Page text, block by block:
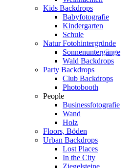
Kids Backdrops
Babyfotografie
Kindergarten
Schule
Natur Fotohintergründe
Sonnenuntergänge
Wald Backdrops
Party Backdrops
Club Backdrops
Photobooth
People
Businessfotografie
Wand
Holz
Floors, Böden
Urban Backdrops
Lost Places
In the City
Ziegelsteine